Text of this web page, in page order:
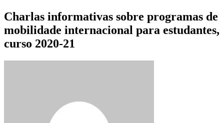
Charlas informativas sobre programas de
mobilidade internacional para estudantes,
curso 2020-21